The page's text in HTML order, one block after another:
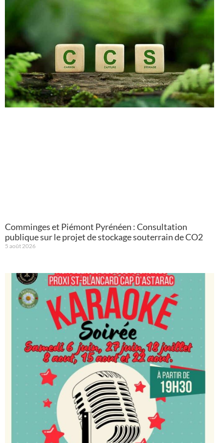
Comminges et Piémont Pyrénéen : Consultation
publique sur le projet de stockage souterrain de CO2
5 août 2026